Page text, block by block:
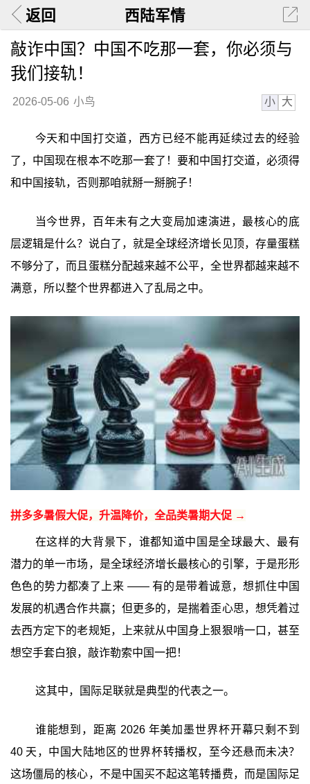
返回 西陆军情
敲诈中国？中国不吃那一套，你必须与
我们接轨！
2026-05-06 小鸟 小 大
今天和中国打交道，西方已经不能再延续过去的经验
了，中国现在根本不吃那一套了！要和中国打交道，必须得
和中国接轨，否则那咱就掰一掰腕子！
当今世界，百年未有之大变局加速演进，最核心的底
层逻辑是什么？说白了，就是全球经济增长见顶，存量蛋糕
不够分了，而且蛋糕分配越来越不公平，全世界都越来越不
满意，所以整个世界都进入了乱局之中。
拼多多暑假大促，升温降价，全品类暑期大促 →
在这样的大背景下，谁都知道中国是全球最大、最有
潜力的单一市场，是全球经济增长最核心的引擎，于是形形
色色的势力都凑了上来 —— 有的是带着诚意，想抓住中国
发展的机遇合作共赢；但更多的，是揣着歪心思，想凭着过
去西方定下的老规矩，上来就从中国身上狠狠啃一口，甚至
想空手套白狼，敲诈勒索中国一把！
这其中，国际足联就是典型的代表之一。
谁能想到，距离 2026 年美加墨世界杯开幕只剩不到
40 天，中国大陆地区的世界杯转播权，至今还悬而未决？
这场僵局的核心，不是中国买不起这笔转播费，而是国际足